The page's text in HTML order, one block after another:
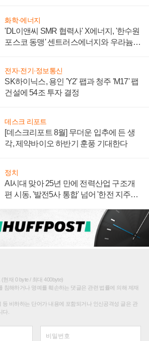
화학·에너지
'DL이앤씨 SMR 협력사' X에너지, '한수원
포스코 동맹' 센트러스에너지와 우라늄
전자·전기·정보통신
SK하이닉스, 용인 'Y2' 팹과 청주 'M17' 팹
건설에 54조 투자 결정
데스크 리포트
[데스크리포트 8월] 무더운 입추에 든 생
각, 제약바이오 하반기 훈풍 기대한다
정치
AI시대 맞아 25년 만에 전력산업 구조개
편 시동, '발전5사 통합' 넘어 '한전 지주사'
현재 0 byte / 최대 400byte)
침해하거나 명예를 훼손하는 댓글은 관련 법률에 의해 제재
등 비하하는 단어가 내용에 포함되거나 인신공격성 글은 관
다.